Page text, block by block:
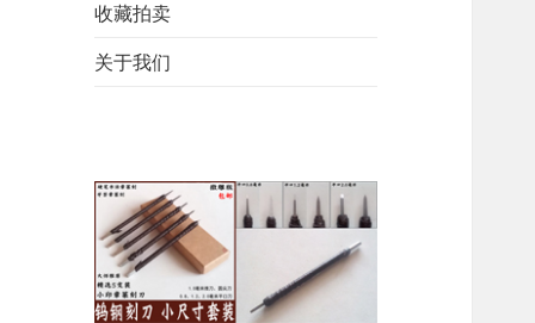
收藏拍卖
关于我们